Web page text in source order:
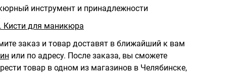
инструмент и принадлежности
Кисти для маникюра
заказ и товар доставят в ближайший к вам
или по адресу. После заказа, вы сможете
товар в одном из магазинов в Челябинске,